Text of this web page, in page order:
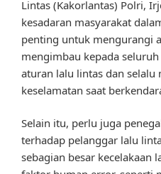
Lintas (Kakorlantas) Polri,
kesadaran masyarakat
penting untuk mengurangi
mengimbau kepada
aturan lalu lintas dan
keselamatan saat
Selain itu, perlu juga
terhadap pelanggar lalu
sebagian besar kecelakaan